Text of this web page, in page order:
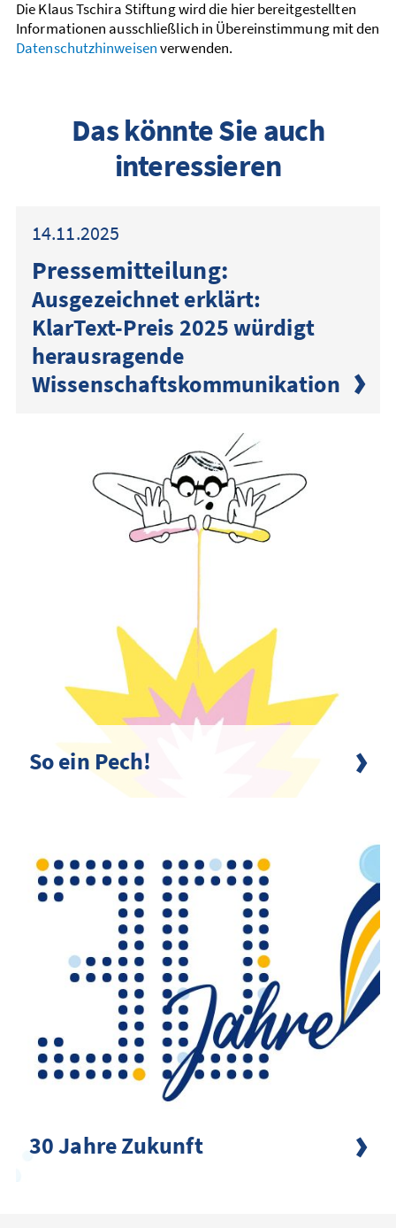
Die Klaus Tschira Stiftung wird die hier bereitgestellten
Informationen ausschließlich in Übereinstimmung mit den
Datenschutzhinweisenverwenden.
Das könnte Sie auch
interessieren
14.11.2025
Presse­mitteilung:
Ausgezeichnet erklärt:
KlarText-Preis 2025 würdigt
herausragende
Wissenschaftskommunikation
So ein Pech!
30 Jahre Zukunft